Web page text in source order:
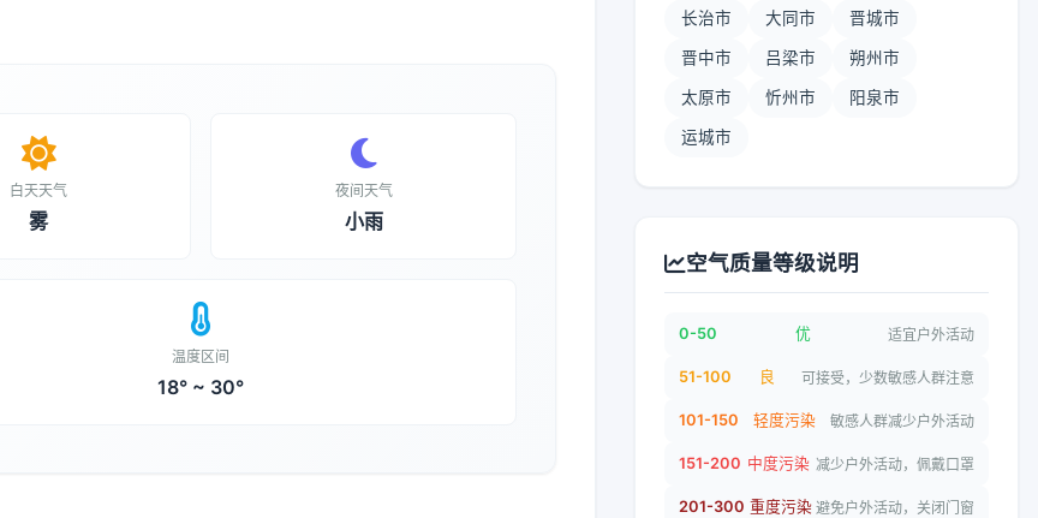
白天天气
雾
夜间天气
小雨
温度区间
18° ~ 30°
长治市 大同市 晋城市
晋中市 吕梁市 朔州市
太原市 忻州市 阳泉市
运城市
空气质量等级说明
0-50 优 适宜户外活动
51-100 良 可接受，少数敏感人群注意
101-150 轻度污染 敏感人群减少户外活动
151-200 中度污染 减少户外活动，佩戴口罩
201-300 重度污染 避免户外活动，关闭门窗